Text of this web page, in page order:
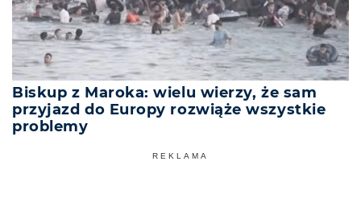
Biskup z Maroka: wielu wierzy, że sam
przyjazd do Europy rozwiąże wszystkie
problemy
REKLAMA